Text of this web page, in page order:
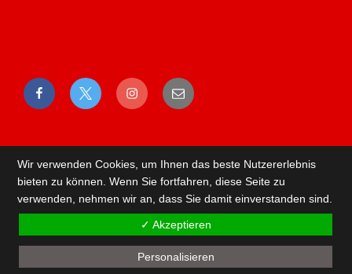
FacebookTwitter Instagram
E-
Mail
Wir verwenden Cookies, um Ihnen das beste Nutzererlebnis
bieten zu können. Wenn Sie fortfahren, diese Seite zu
verwenden, nehmen wir an, dass Sie damit einverstanden sind.
✓ Akzeptieren
Personalisieren